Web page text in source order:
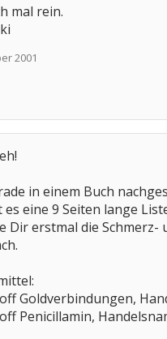
mal rein.
2001
in einem Buch
eine 9 Seiten lange
Dir erstmal die
Goldverbindungen,
Penicillamin,